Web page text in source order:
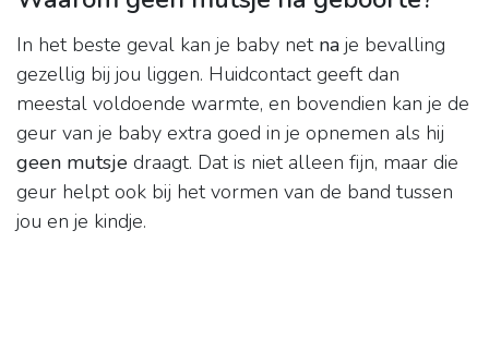
In het beste geval kan je baby net na je bevalling
gezellig bij jou liggen. Huidcontact geeft dan
meestal voldoende warmte, en bovendien kan je de
geur van je baby extra goed in je opnemen als hij
geen mutsje draagt. Dat is niet alleen fijn, maar die
geur helpt ook bij het vormen van de band tussen
jou en je kindje.